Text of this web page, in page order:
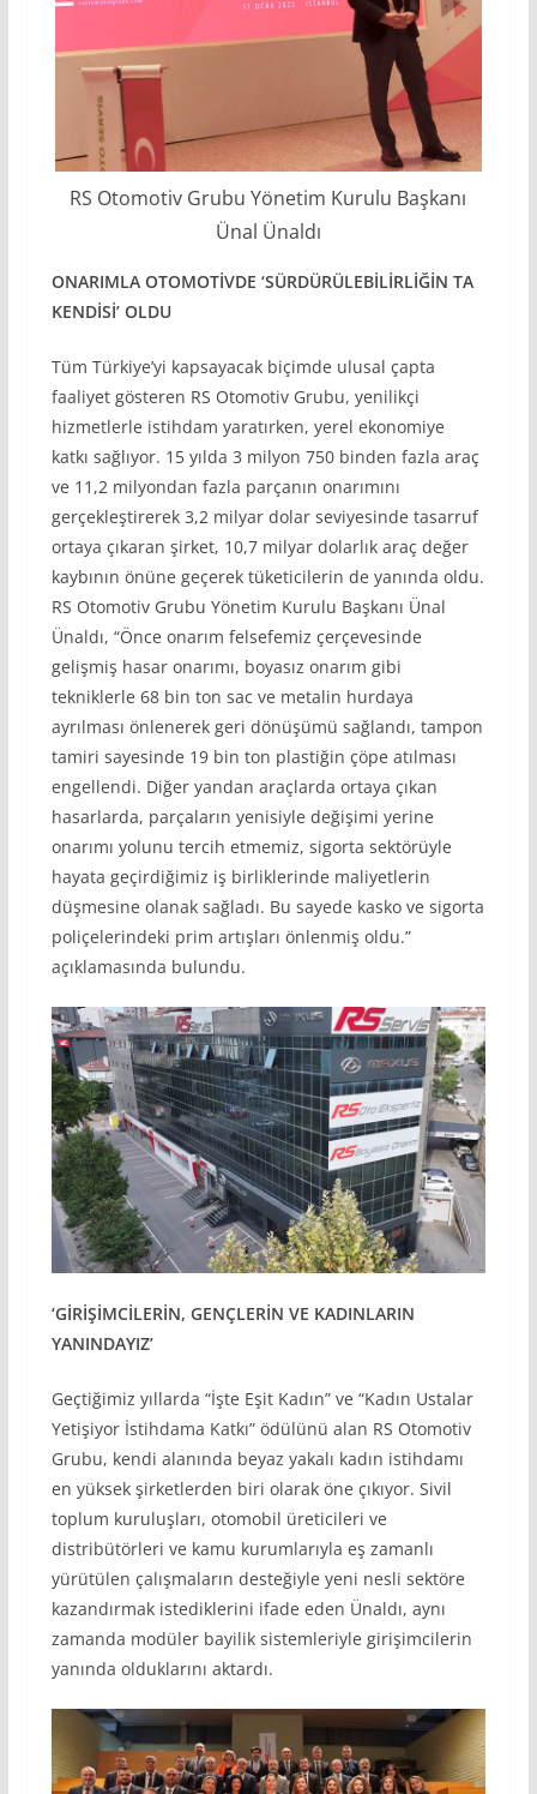
RS Otomotiv Grubu Yönetim Kurulu Başkanı
Ünal Ünaldı
ONARIMLA OTOMOTİVDE ‘SÜRDÜRÜLEBİLİRLİĞİN TA
KENDİSİ’ OLDU
Tüm Türkiye’yi kapsayacak biçimde ulusal çapta
faaliyet gösteren RS Otomotiv Grubu, yenilikçi
hizmetlerle istihdam yaratırken, yerel ekonomiye
katkı sağlıyor. 15 yılda 3 milyon 750 binden fazla araç
ve 11,2 milyondan fazla parçanın onarımını
gerçekleştirerek 3,2 milyar dolar seviyesinde tasarruf
ortaya çıkaran şirket, 10,7 milyar dolarlık araç değer
kaybının önüne geçerek tüketicilerin de yanında oldu.
RS Otomotiv Grubu Yönetim Kurulu Başkanı Ünal
Ünaldı, “Önce onarım felsefemiz çerçevesinde
gelişmiş hasar onarımı, boyasız onarım gibi
tekniklerle 68 bin ton sac ve metalin hurdaya
ayrılması önlenerek geri dönüşümü sağlandı, tampon
tamiri sayesinde 19 bin ton plastiğin çöpe atılması
engellendi. Diğer yandan araçlarda ortaya çıkan
hasarlarda, parçaların yenisiyle değişimi yerine
onarımı yolunu tercih etmemiz, sigorta sektörüyle
hayata geçirdiğimiz iş birliklerinde maliyetlerin
düşmesine olanak sağladı. Bu sayede kasko ve sigorta
poliçelerindeki prim artışları önlenmiş oldu.”
açıklamasında bulundu.
‘GİRİŞİMCİLERİN, GENÇLERİN VE KADINLARIN
YANINDAYIZ’
Geçtiğimiz yıllarda “İşte Eşit Kadın” ve “Kadın Ustalar
Yetişiyor İstihdama Katkı” ödülünü alan RS Otomotiv
Grubu, kendi alanında beyaz yakalı kadın istihdamı
en yüksek şirketlerden biri olarak öne çıkıyor. Sivil
toplum kuruluşları, otomobil üreticileri ve
distribütörleri ve kamu kurumlarıyla eş zamanlı
yürütülen çalışmaların desteğiyle yeni nesli sektöre
kazandırmak istediklerini ifade eden Ünaldı, aynı
zamanda modüler bayilik sistemleriyle girişimcilerin
yanında olduklarını aktardı.